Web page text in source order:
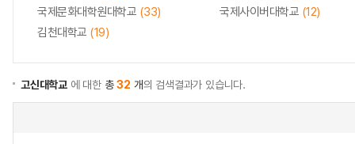
국제문화대학원대학교 (33) 국제사이버대학교 (12)
김천대학교 (19)
고신대학교 에 대한 총32 개의 검색결과가 있습니다.